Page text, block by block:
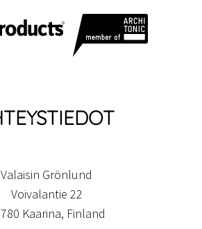
Valaisin Grönlund
Voivalantie 22
Kaarina, Finland